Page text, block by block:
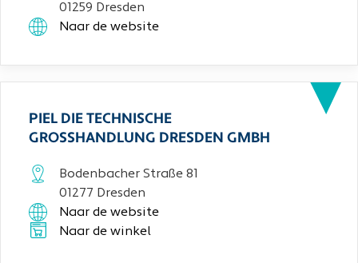
01259 Dresden
Naar de website
PIEL DIE TECHNISCHE
GROSSHANDLUNG DRESDEN GMBH
Bodenbacher Straße 81
01277 Dresden
Naar de website
Naar de winkel